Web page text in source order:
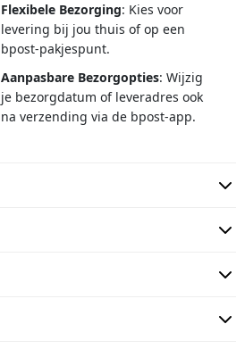
Flexibele Bezorging: Kies voor
levering bij jou thuis of op een
bpost-pakjespunt.
Aanpasbare Bezorgopties: Wijzig
je bezorgdatum of leveradres ook
na verzending via de bpost-app.